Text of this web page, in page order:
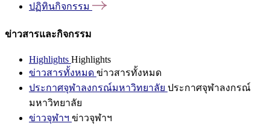
ปฏิทินกิจกรรม
ข่าวสารและกิจกรรม
Highlights Highlights
ข่าวสารทั้งหมด ข่าวสารทั้งหมด
ประกาศจุฬาลงกรณ์มหาวิทยาลัย ประกาศจุฬาลงกรณ์
มหาวิทยาลัย
ข่าวจุฬาฯ ข่าวจุฬาฯ